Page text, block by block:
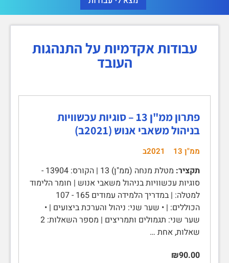
עבודות אקדמיות על התנהגות
העובד
פתרון ממ"ן 13 – סוגיות עכשוויות
בניהול משאבי אנוש (2021ב)
ממ"ן 13 2021ב
תקציר:
מטלת מנחה (ממ"ן) 13 | הקורס: 13904 -
סוגיות עכשוויות בניהול משאבי אנוש | חומר הלימוד
למטלה: | במדריך הלמידה עמודים 165 - 107
הכוללים: | • שער שני: ניהול והערכת ביצועים | •
שער שני: תגמולים ותמריצים | מספר השאלות: 2
שאלות, אחת …
₪90.00